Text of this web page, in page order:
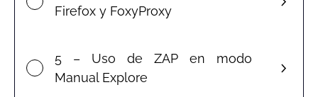
Firefox y FoxyProxy
5 – Uso de ZAP en modo
Manual Explore